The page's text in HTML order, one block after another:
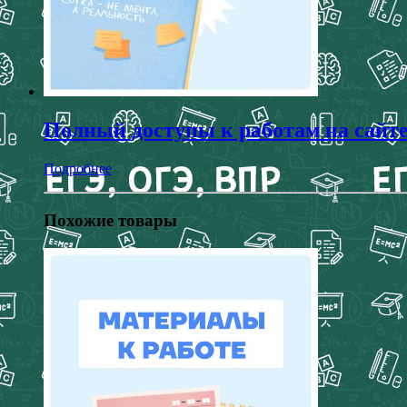
Полный доступы к работам на
Подробнее
Похожие товары